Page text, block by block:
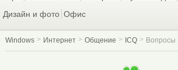
Дизайн и фото Офис
Windows Интернет Общение ICQ Вопросы